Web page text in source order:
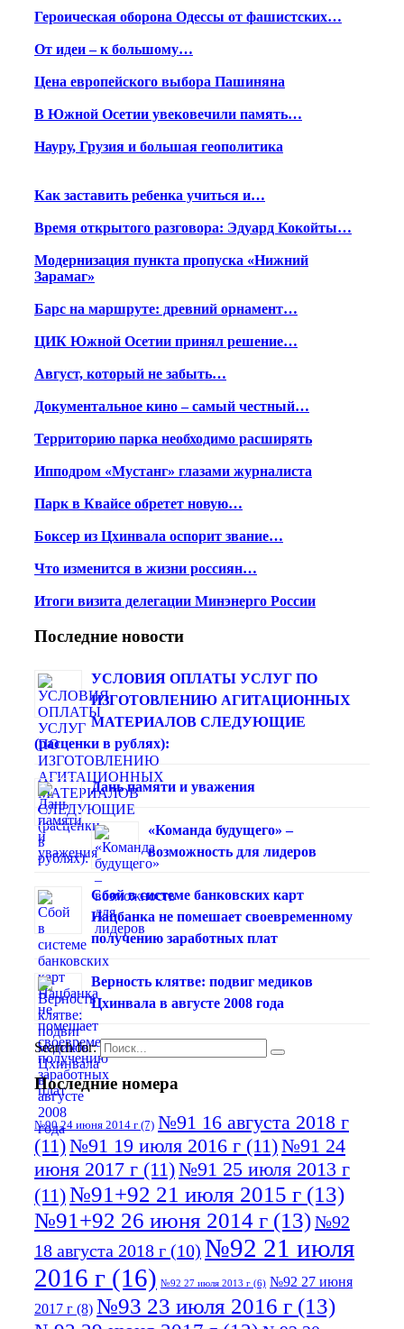
Героическая оборона Одессы от фашистских…
От идеи – к большому…
Цена европейского выбора Пашиняна
В Южной Осетии увековечили память…
Науру, Грузия и большая геополитика
Как заставить ребенка учиться и…
Время открытого разговора: Эдуард Кокойты…
Модернизация пункта пропуска «Нижний
Зарамаг»
Барс на маршруте: древний орнамент…
ЦИК Южной Осетии принял решение…
Август, который не забыть…
Документальное кино – самый честный…
Территорию парка необходимо расширять
Ипподром «Мустанг» глазами журналиста
Парк в Квайсе обретет новую…
Боксер из Цхинвала оспорит звание…
Что изменится в жизни россиян…
Итоги визита делегации Минэнерго России
Последние новости
УСЛОВИЯ ОПЛАТЫ УСЛУГ ПО
ИЗГОТОВЛЕНИЮ АГИТАЦИОННЫХ
МАТЕРИАЛОВ СЛЕДУЮЩИЕ
(расценки в рублях):
Дань памяти и уважения
«Команда будущего» –
возможность для лидеров
Сбой в системе банковских карт
Нацбанка не помешает своевременному
получению заработных плат
Верность клятве: подвиг медиков
Цхинвала в августе 2008 года
Search for:
Последние номера
№90 24 июня 2014 г (7) №91 16 августа 2018 г
(11)№91 19 июля 2016 г (11)№91 24
июня 2017 г (11)№91 25 июля 2013 г
(11)№91+92 21 июля 2015 г (13)
№91+92 26 июня 2014 г (13)№92
18 августа 2018 г (10) №92 21 июля
2016 г (16) №92 27 июля 2013 г (6) №92 27 июня
2017 г (8) №93 23 июля 2016 г (13)